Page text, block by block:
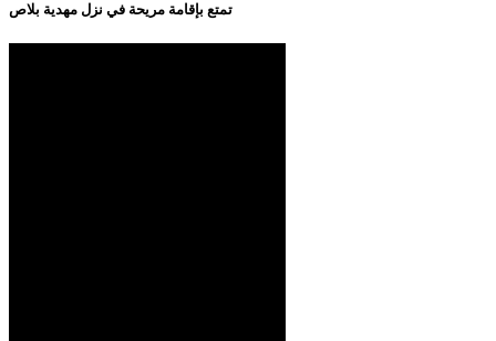
تمتع بإقامة مريحة في نزل مهدية بلاص